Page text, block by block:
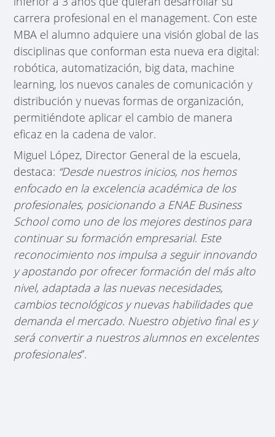
carrera profesional en el management. Con este
MBA el alumno adquiere una visión global de las
disciplinas que conforman esta nueva era digital:
robótica, automatización, big data, machine
learning, los nuevos canales de comunicación y
distribución y nuevas formas de organización,
permitiéndote aplicar el cambio de manera
eficaz en la cadena de valor.
Miguel López, Director General de la escuela,
destaca: “Desde nuestros inicios, nos hemos
enfocado en la excelencia académica de los
profesionales, posicionando a ENAE Business
School como uno de los mejores destinos para
continuar su formación empresarial. Este
reconocimiento nos impulsa a seguir innovando
y apostando por ofrecer formación del más alto
nivel, adaptada a las nuevas necesidades,
cambios tecnológicos y nuevas habilidades que
demanda el mercado. Nuestro objetivo final es y
será convertir a nuestros alumnos en excelentes
profesionales”.